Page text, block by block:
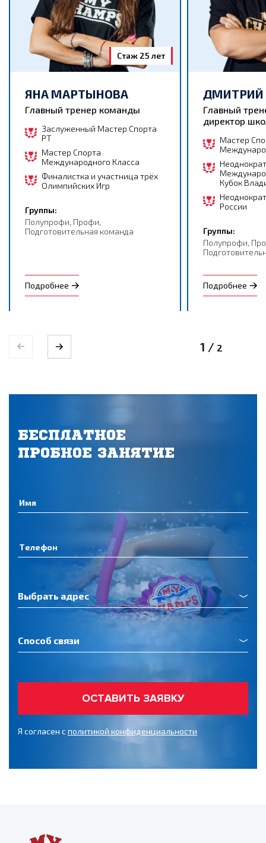
Стаж 25 лет
ЯНА МАРТЫНОВА
Главный тренер команды
Заслуженный Мастер Спорта
РТ
Мастер Спорта
Международного Класса
Финалистка и участница трёх
Олимпийских Игр
Группы:
Полупрофи, Профи,
Подготовительная команда
Подробнее
Главный
директор
Мастер
Кубок
России
Группы:
Полупрофи,
Подробнее
1 / 2
БЕСПЛАТНОЕ
ПРОБНОЕ ЗАНЯТИЕ
Выбрать адрес
Способ связи
ОСТАВИТЬ ЗАЯВКУ
Я согласен сполитикой конфиденциальности